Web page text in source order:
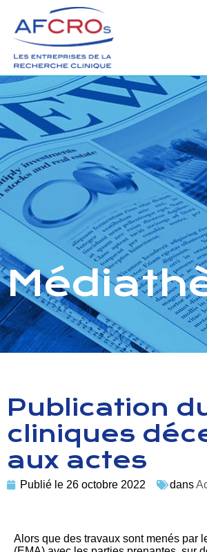
Publication
cliniques
aux actes
Publié le 26 octobre 2022 dans
Alors que des travaux sont menés par